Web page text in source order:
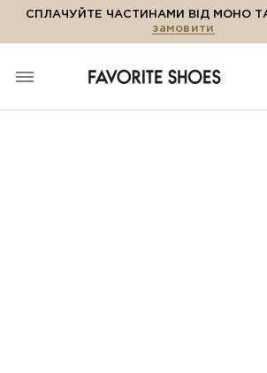
СПЛАЧУЙТЕ ЧАСТИНАМИ ВІД МОНО
замовити